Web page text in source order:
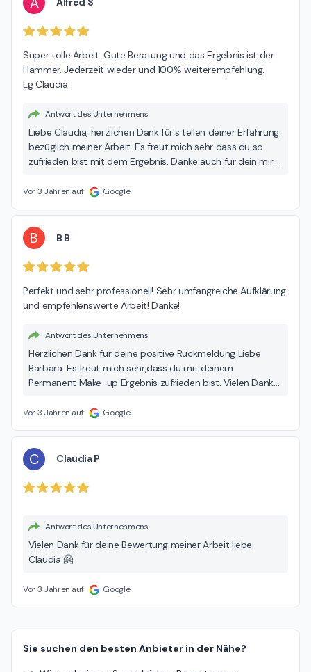
Super tolle Arbeit. Gute Beratung und das Ergebnis ist der
Hammer. Jederzeit wieder und 100% weiterempfehlung.
Lg Claudia
Antwort des Unternehmens
Liebe Claudia, herzlichen Dank für's teilen deiner Erfahrung
bezüglich meiner Arbeit. Es freut mich sehr dass du so
zufrieden bist mit dem Ergebnis. Danke auch für dein mir
unseren nächsten Termin. Bis bald liebe Grüße Nicole
Vor 3 Jahren auf Google
B B B
Perfekt und sehr professionell! Sehr umfangreiche Aufklärung
und empfehlenswerte Arbeit! Danke!
Antwort des Unternehmens
Herzlichen Dank für deine positive Rückmeldung Liebe
Barbara. Es freut mich sehr,dass du mit deinem
Permanent Make-up Ergebnis zufrieden bist. Vielen Dank
Vor 3 Jahren auf Google
C Claudia P
Antwort des Unternehmens
Vielen Dank für deine Bewertung meiner Arbeit liebe
Claudia 🤗
Vor 3 Jahren auf Google
Sie suchen den besten Anbieter in der Nähe?